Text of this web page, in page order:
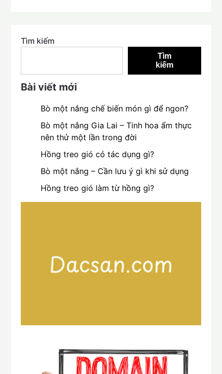
Tìm kiếm
Tìm
kiếm
Bài viết mới
Bò một nắng chế biến món gì để ngon?
Bò một nắng Gia Lai – Tinh hoa ẩm thực
nên thử một lần trong đời
Hồng treo gió có tác dụng gì?
Bò một nắng – Cần lưu ý gì khi sử dụng
Hồng treo gió làm từ hồng gì?